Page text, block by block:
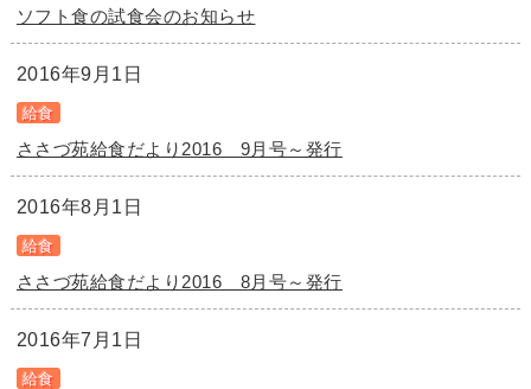
ソフト食の試食会のお知らせ
2016年9月1日
給食
ささづ苑給食だより2016 9月号～発行
2016年8月1日
給食
ささづ苑給食だより2016 8月号～発行
2016年7月1日
給食